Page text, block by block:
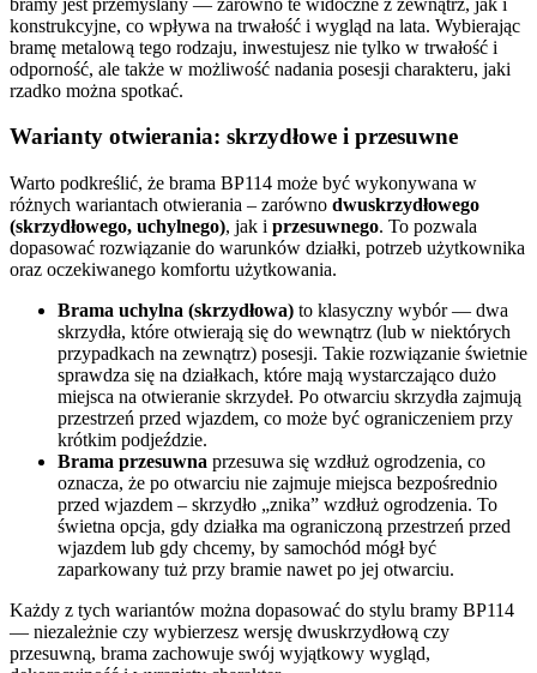
konstrukcyjne, co wpływa na trwałość i wygląd na lata. Wybierając
bramę metalową tego rodzaju, inwestujesz nie tylko w trwałość i
odporność, ale także w możliwość nadania posesji charakteru, jaki
rzadko można spotkać.
Warianty otwierania: skrzydłowe i przesuwne
Warto podkreślić, że brama BP114 może być wykonywana w
różnych wariantach otwierania – zarówno dwuskrzydłowego
(skrzydłowego, uchylnego), jak i przesuwnego. To pozwala
dopasować rozwiązanie do warunków działki, potrzeb użytkownika
oraz oczekiwanego komfortu użytkowania.
Brama uchylna (skrzydłowa) to klasyczny wybór — dwa
skrzydła, które otwierają się do wewnątrz (lub w niektórych
przypadkach na zewnątrz) posesji. Takie rozwiązanie świetnie
sprawdza się na działkach, które mają wystarczająco dużo
miejsca na otwieranie skrzydeł. Po otwarciu skrzydła zajmują
przestrzeń przed wjazdem, co może być ograniczeniem przy
krótkim podjeździe.
Brama przesuwna przesuwa się wzdłuż ogrodzenia, co
oznacza, że po otwarciu nie zajmuje miejsca bezpośrednio
przed wjazdem – skrzydło „znika” wzdłuż ogrodzenia. To
świetna opcja, gdy działka ma ograniczoną przestrzeń przed
wjazdem lub gdy chcemy, by samochód mógł być
zaparkowany tuż przy bramie nawet po jej otwarciu.
Każdy z tych wariantów można dopasować do stylu bramy BP114
— niezależnie czy wybierzesz wersję dwuskrzydłową czy
przesuwną, brama zachowuje swój wyjątkowy wygląd,